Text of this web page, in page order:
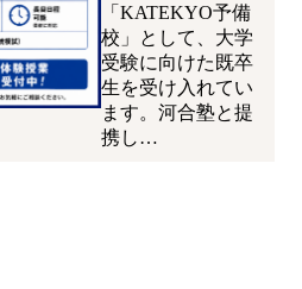
「KATEKYO予備
校」として、大学
受験に向けた既卒
生を受け入れてい
ます。河合塾と提
携し…